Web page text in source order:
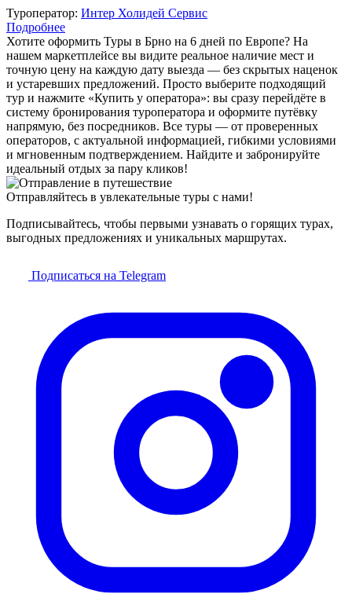
Туроператор: Интер Холидей Сервис
Подробнее
Хотите оформить Туры в Брно на 6 дней по Европе? На
нашем маркетплейсе вы видите реальное наличие мест и
точную цену на каждую дату выезда — без скрытых наценок
и устаревших предложений. Просто выберите подходящий
тур и нажмите «Купить у оператора»: вы сразу перейдёте в
систему бронирования туроператора и оформите путёвку
напрямую, без посредников. Все туры — от проверенных
операторов, с актуальной информацией, гибкими условиями
и мгновенным подтверждением. Найдите и забронируйте
идеальный отдых за пару кликов!
Отправляйтесь в увлекательные туры с нами!
Подписывайтесь, чтобы первыми узнавать о горящих турах,
выгодных предложениях и уникальных маршрутах.
Подписаться на Telegram